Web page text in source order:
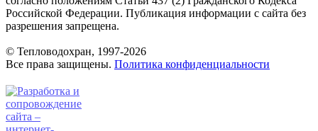
Российской Федерации. Публикация информации с сайта без
разрешения запрещена.
© Тепловодохран, 1997-2026
Все права защищены. Политика конфиденциальности